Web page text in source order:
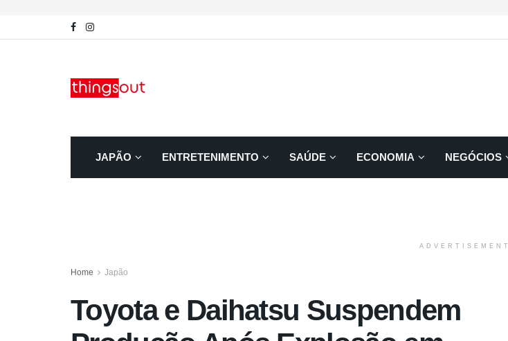
JAPÃO ENTRETENIMENTO SAÚDE ECONOMIA NEGÓCIOS
ADVERTISEMENT
Home Japão
Toyota e Daihatsu Suspendem